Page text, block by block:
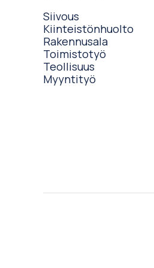
Siivous
Kiinteistönhuolto
Rakennusala
Toimistotyö
Teollisuus
Myyntityö